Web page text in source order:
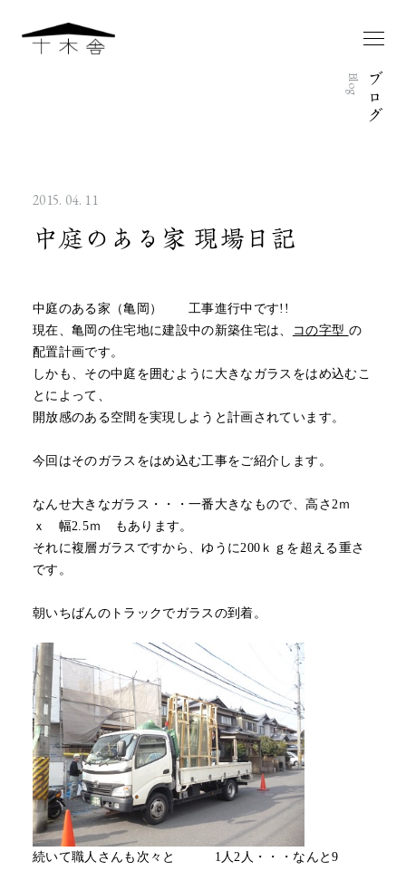
ブ
ロ
グ
Blog
2015. 04. 11
中庭のある家 現場日記
中庭のある家（亀岡） 工事進行中です!!
現在、亀岡の住宅地に建設中の新築住宅は、
コの字型 の
配置計画です。
しかも、その中庭を囲むように大きなガラスをはめ込むこ
とによって、
開放感のある空間を実現しようと計画されています。
今回はそのガラスをはめ込む工事をご紹介します。
なんせ大きなガラス・・・一番大きなもので、高さ2ｍ
ｘ 幅2.5ｍ もあります。
それに複層ガラスですから、ゆうに200ｋｇを超える重さ
です。
朝いちばんのトラックでガラスの到着。
続いて職人さんも次々と 1人2人・・・なんと9